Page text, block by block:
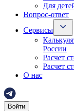
Для
Вопрос-ответ
Сервисы
России
Расчет
Расчет
О нас
Войти